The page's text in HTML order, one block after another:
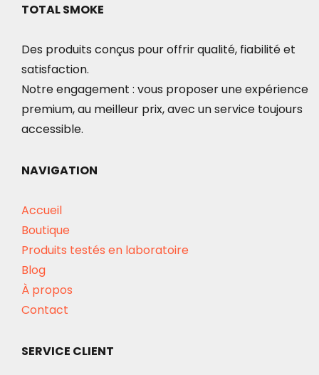
TOTAL SMOKE
Des produits conçus pour offrir qualité, fiabilité et
satisfaction.
Notre engagement : vous proposer une expérience
premium, au meilleur prix, avec un service toujours
accessible.
NAVIGATION
Accueil
Boutique
Produits testés en laboratoire
Blog
À propos
Contact
SERVICE CLIENT